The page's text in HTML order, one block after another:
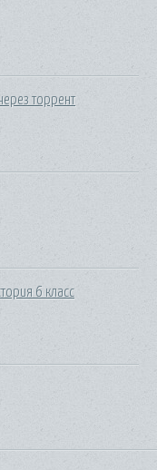
торрент
6 класс